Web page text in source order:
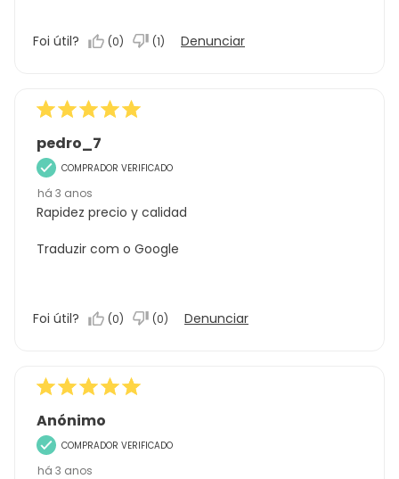
Foi útil? (0) (1) Denunciar
pedro_7
COMPRADOR VERIFICADO
há 3 anos
Rapidez precio y calidad
Traduzir com o Google
Foi útil? (0) (0) Denunciar
Anónimo
COMPRADOR VERIFICADO
há 3 anos